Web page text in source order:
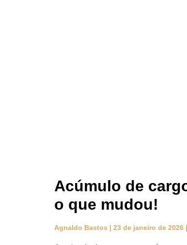
Acúmulo de
o que mudou!
Agnaldo Bastos 23 de janeiro de 2026